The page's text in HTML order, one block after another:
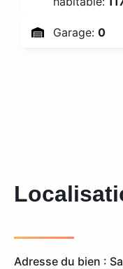
Garage: 0
Adresse du bien :